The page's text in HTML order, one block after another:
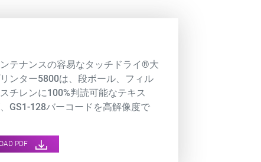
テナンスの容易なタッチドライ®大
ンター5800は、段ボール、フィル
チレンに100%判読可能なテキス
、GS1-128バーコードを高解像度で
PDF